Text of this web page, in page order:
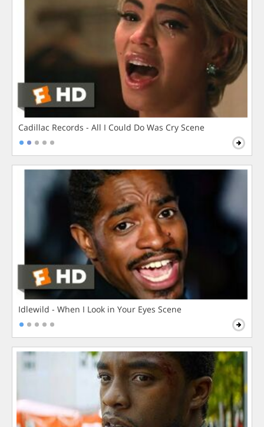
Cadillac Records - All I Could Do Was Cry Scene
Idlewild - When I Look in Your Eyes Scene